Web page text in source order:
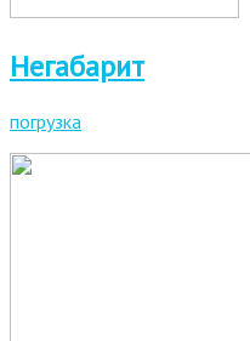
Негабарит
погрузка